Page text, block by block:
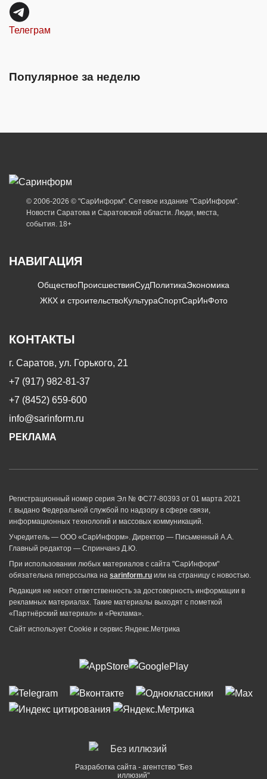
Телеграм
Популярное за неделю
© 2006-2026 © "СарИнформ". Сетевое издание "СарИнформ".
Новости Саратова и Саратовской области. Люди, места,
события. 18+
НАВИГАЦИЯ
ОбществоПроисшествияСудПолитикаЭкономика
ЖКХ и строительствоКультураСпортСарИнФото
КОНТАКТЫ
г. Саратов, ул. Горького, 21
+7 (917) 982-81-37
+7 (8452) 659-600
info@sarinform.ru
РЕКЛАМА
Регистрационный номер серия Эл № ФС77-80393 от 01 марта 2021
г. выдано Федеральной службой по надзору в сфере связи,
информационных технологий и массовых коммуникаций.
Учредитель — ООО «СарИнформ». Директор — Письменный А.А.
Главный редактор — Спринчанэ Д.Ю.
При использовании любых материалов с сайта "СарИнформ"
обязательна гиперссылка на sarinform.ru или на страницу с новостью.
Редакция не несет ответственность за достоверность информации в
рекламных материалах. Такие материалы выходят с пометкой
«Партнёрский материал» и «Реклама».
Сайт использует Cookie и сервиc Яндекс.Метрика
Разработка сайта - агентство "Без
иллюзий"